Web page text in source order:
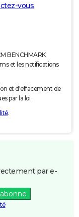
vous
BENCHMARK
et les notifications
et d'effacement de
par la loi.
.
par e-